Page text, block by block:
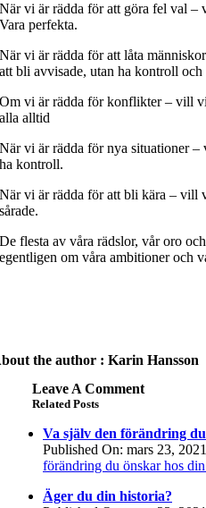
När vi är rädda för att göra fel val
Vara perfekta.
När vi är rädda för att låta
att bli avvisade, utan ha kontroll och
Om vi är rädda för konflikter – vill
alla alltid
När vi är rädda för nya situationer
ha kontroll.
När vi är rädda för att bli kära – vill
sårade.
De flesta av våra rädslor, vår oro
egentligen om våra ambitioner och
the author : Karin Hansson
Leave A Comment
Related Posts
Va själv den förändring
Published On: mars 23, 2021
förändring du önskar hos
Äger du din historia?